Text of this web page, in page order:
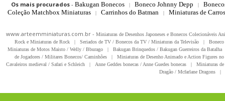
Os mais procurados- Bakugan Bonecos | Boneco Johnny Depp |
Coleção Matchbox Miniaturas
| Carrinhos do Batman | Miniaturas de
www.arteemminiaturas.com.br - Miniaturas de Desenhos Japoneses e Bonecos Colecionáveis
Rock e Miniaturas de Rock
| Seriados de TV / Bonecos da TV / Miniaturas da Televisão |
Miniaturas de Motos Maisto / Welly / Bburago
| Bakugan Brinquedos / Bakugan Guerreiros da Batalha
de Jogadores / Militares Bonecos/ Caminhões
|
Miniaturas de Desenho Animado e Action Figures
Cavaleiros medieval / Safari e Schleich
| Anne Geddes bonecas / Anne Guedes bonecas |
Miniaturas
Dragão / Mcfarlane Dragons
|